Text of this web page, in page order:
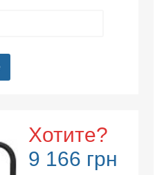
Хотите?
9 166 грн